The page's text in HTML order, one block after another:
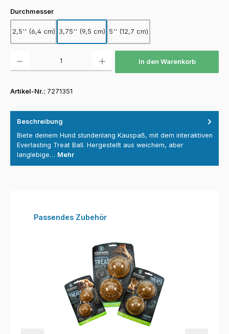
Durchmesserauswählen
2,5'' (6,4 cm) 3,75'' (9,5 cm) 5'' (12,7 cm)
In den Warenkorb
Artikel-Nr.: 7271351
Beschreibung
Biete deinem Hund stundenlang Kauspaß, mit dem interaktiven
Everlasting Treat Ball. Hergestellt aus weichem, aber
langlebige… Mehr
Produktgalerie überspringen
Passendes Zubehör